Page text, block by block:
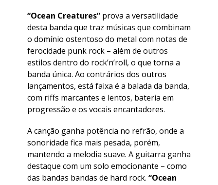
“Ocean Creatures” prova a versatilidade
desta banda que traz músicas que combinam
o domínio ostentoso do metal com notas de
ferocidade punk rock – além de outros
estilos dentro do rock’n’roll, o que torna a
banda única. Ao contrários dos outros
lançamentos, está faixa é a balada da banda,
com riffs marcantes e lentos, bateria em
progressão e os vocais encantadores.
A canção ganha potência no refrão, onde a
sonoridade fica mais pesada, porém,
mantendo a melodia suave. A guitarra ganha
destaque com um solo emocionante – como
das bandas bandas de hard rock. “Ocean